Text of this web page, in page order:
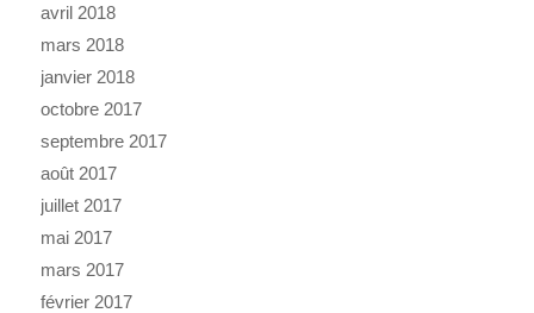
avril 2018
mars 2018
janvier 2018
octobre 2017
septembre 2017
août 2017
juillet 2017
mai 2017
mars 2017
février 2017